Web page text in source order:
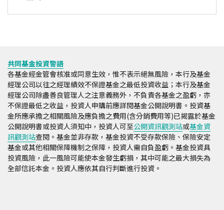
共同基金投資警語
各基金經金管會核准或同意生效，惟不表示絕無風險，本行及基金
經理公司以往之經理績效不保證基金之最低投資收益；本行及基金
經理公司除盡善良管理人之注意義務外，不負責各基金之盈虧，亦
不保證最低之收益，投資人申購前應詳閱基金公開說明書。投資基
金所應承擔之相關風險及應負擔之費用(含分銷費用等)已揭露於基金
公開說明書或投資人須知中，投資人可至公開資訊觀測站或基金資
訊觀測站查閱。基金並非存款，基金投資不受存款保險、保險安定
基金或其他相關保障機制之保障，投資人需自負盈虧。基金投資具
投資風險，此一風險可能使本金發生虧損，其中可能之最大損失為
全部信託本金。投資人應依其自行判斷進行投資。